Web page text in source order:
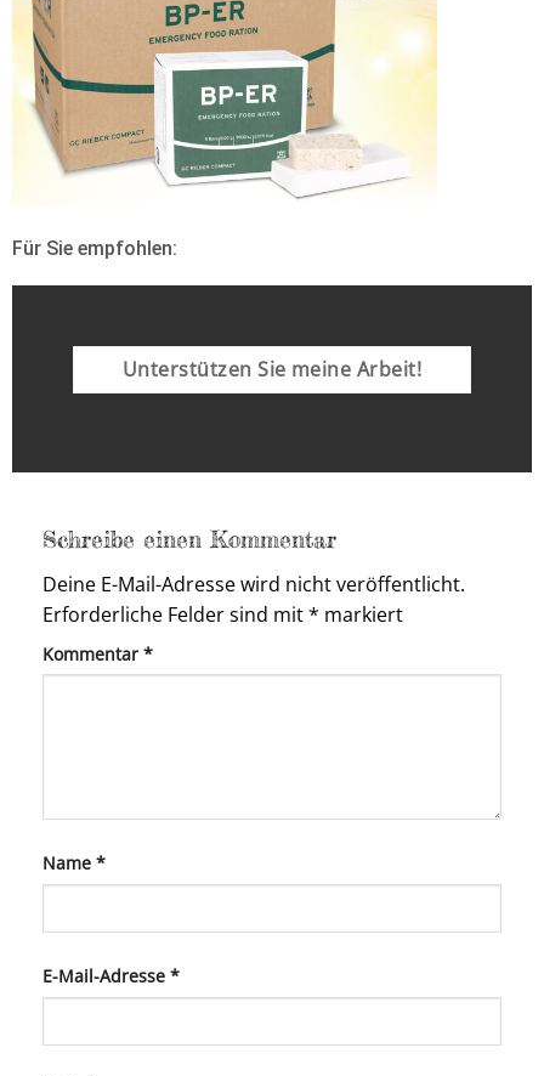
Für Sie empfohlen:
Unterstützen Sie meine Arbeit!
Schreibe einen Kommentar
Deine E-Mail-Adresse wird nicht veröffentlicht.
Erforderliche Felder sind mit* markiert
Kommentar *
Name *
E-Mail-Adresse *